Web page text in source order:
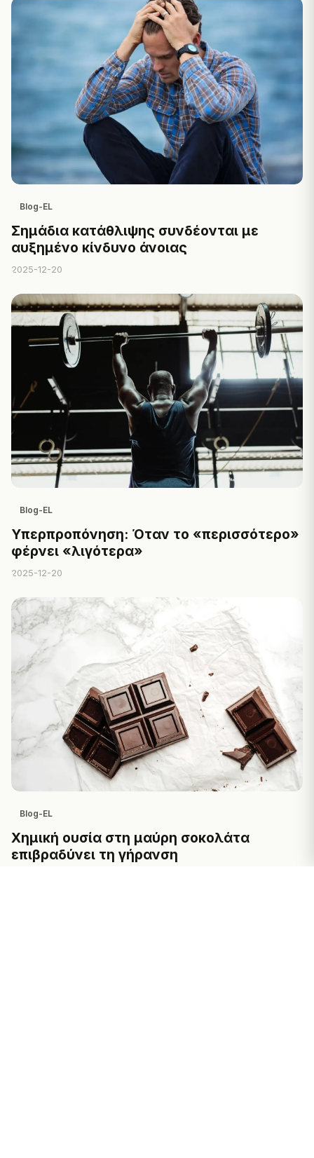
Blog-EL
Σημάδια κατάθλιψης συνδέονται με
αυξημένο κίνδυνο άνοιας
2025-12-20
Blog-EL
Υπερπροπόνηση: Όταν το «περισσότερο»
φέρνει «λιγότερα»
2025-12-20
Blog-EL
Χημική ουσία στη μαύρη σοκολάτα
επιβραδύνει τη γήρανση